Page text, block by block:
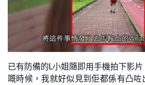
已有防備的L小姐隨即用手機拍下影
嘅時候，我就好似見到佢都係有凸